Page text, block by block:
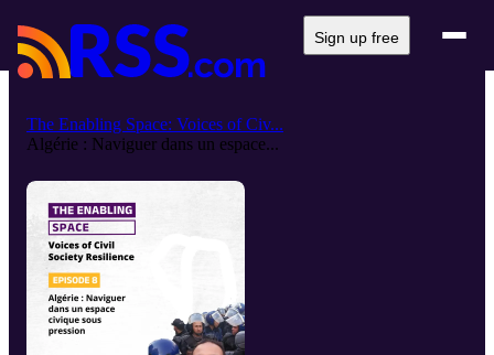
Sign up free
The Enabling Space: Voices of Civ...
Algérie : Naviguer dans un espace...